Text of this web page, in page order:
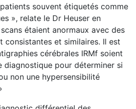
souvent étiquetés comme
», relate le Dr Heuser en
étaient anormaux avec des
consistantes et similaires. Il est
cérébrales IRMf soient
diagnostique pour déterminer si
non une hypersensibilité